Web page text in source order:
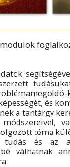
és
a tantárgy
módszereivel,
téma
és az
válhatnak